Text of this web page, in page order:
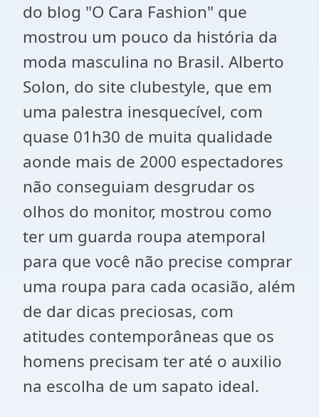
do blog "O Cara Fashion" que
mostrou um pouco da história da
moda masculina no Brasil. Alberto
Solon, do site clubestyle, que em
uma palestra inesquecível, com
quase 01h30 de muita qualidade
aonde mais de 2000 espectadores
não conseguiam desgrudar os
olhos do monitor, mostrou como
ter um guarda roupa atemporal
para que você não precise comprar
uma roupa para cada ocasião, além
de dar dicas preciosas, com
atitudes contemporâneas que os
homens precisam ter até o auxilio
na escolha de um sapato ideal.